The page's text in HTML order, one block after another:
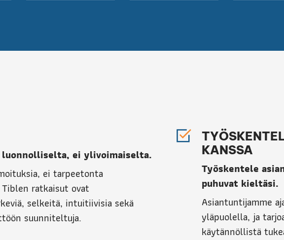
ei ylivoimaiselta.
ei tarpeetonta
ratkaisut ovat
selkeitä, intuitiivisia sekä
suunniteltuja.
KANSSA
Työskentele
puhuvat kieltäsi.
Asiantuntijamme
yläpuolella, ja
käytännöllistä